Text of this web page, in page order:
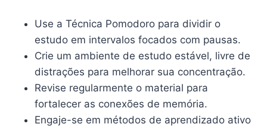
Use a Técnica Pomodoro para dividir o
estudo em intervalos focados com pausas.
Crie um ambiente de estudo estável, livre de
distrações para melhorar sua concentração.
Revise regularmente o material para
fortalecer as conexões de memória.
Engaje-se em métodos de aprendizado ativo